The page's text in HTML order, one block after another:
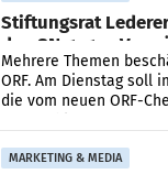
Stiftungsrat
den SN gegen
Mehrere Themen
ORF. Am Dienstag soll
die vom neuen ORF-
MARKETING & MEDIA